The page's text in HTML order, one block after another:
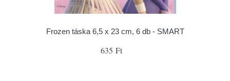
Frozen táska 6,5 x 23 cm, 6 db - SMART
635 Ft